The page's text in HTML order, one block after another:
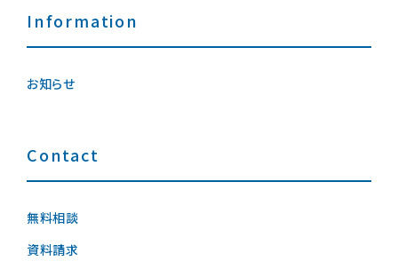
Information
お知らせ
Contact
無料相談
資料請求